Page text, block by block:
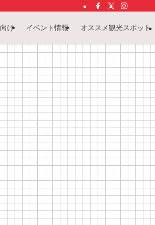
け イベント情報 オススメ観光スポット